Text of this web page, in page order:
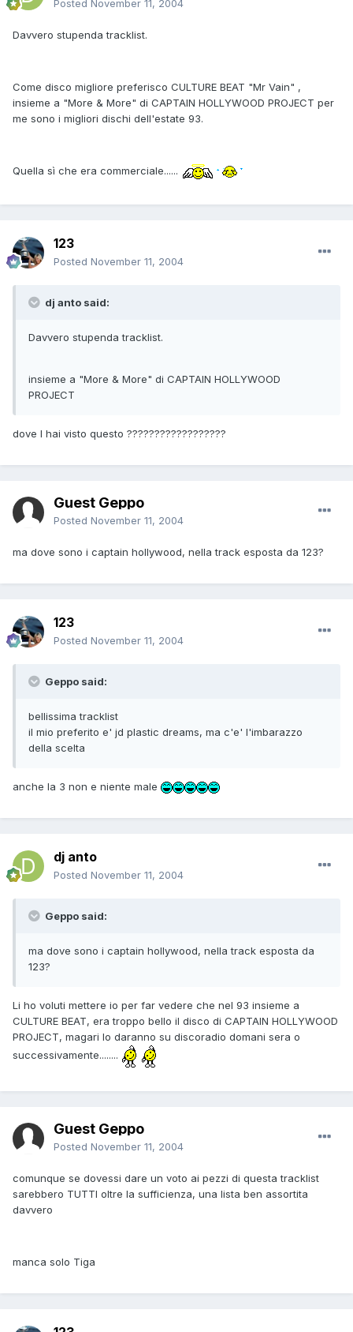
Posted November 11, 2004
Davvero stupenda tracklist.
Come disco migliore preferisco CULTURE BEAT "Mr Vain" ,
insieme a "More & More" di CAPTAIN HOLLYWOOD PROJECT per
me sono i migliori dischi dell'estate 93.
Quella sì che era commerciale......
123
Posted November 11, 2004
dj anto said:
Davvero stupenda tracklist.
insieme a "More & More" di CAPTAIN HOLLYWOOD
PROJECT
dove l hai visto questo ??????????????????
Guest Geppo
Posted November 11, 2004
ma dove sono i captain hollywood, nella track esposta da 123?
123
Posted November 11, 2004
Geppo said:
bellissima tracklist
il mio preferito e' jd plastic dreams, ma c'e' l'imbarazzo
della scelta
anche la 3 non e niente male
dj anto
Posted November 11, 2004
Geppo said:
ma dove sono i captain hollywood, nella track esposta da
123?
Li ho voluti mettere io per far vedere che nel 93 insieme a
CULTURE BEAT, era troppo bello il disco di CAPTAIN HOLLYWOOD
PROJECT, magari lo daranno su discoradio domani sera o
successivamente........
Guest Geppo
Posted November 11, 2004
comunque se dovessi dare un voto ai pezzi di questa tracklist
sarebbero TUTTI oltre la sufficienza, una lista ben assortita
davvero
manca solo Tiga